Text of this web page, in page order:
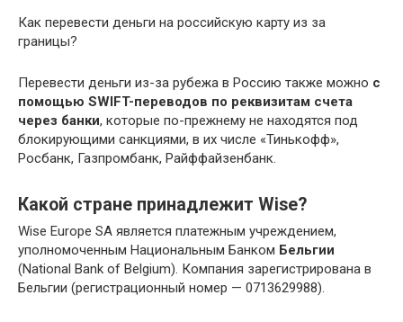
Как перевести деньги на российскую карту из за
границы?
Перевести деньги из-за рубежа в Россию также можно с
помощью SWIFT-переводов по реквизитам счета
через банки, которые по-прежнему не находятся под
блокирующими санкциями, в их числе «Тинькофф»,
Росбанк, Газпромбанк, Райффайзенбанк.
Какой стране принадлежит Wise?
Wise Europe SA является платежным учреждением,
уполномоченным Национальным Банком Бельгии
(National Bank of Belgium). Компания зарегистрирована в
Бельгии (регистрационный номер — 0713629988).